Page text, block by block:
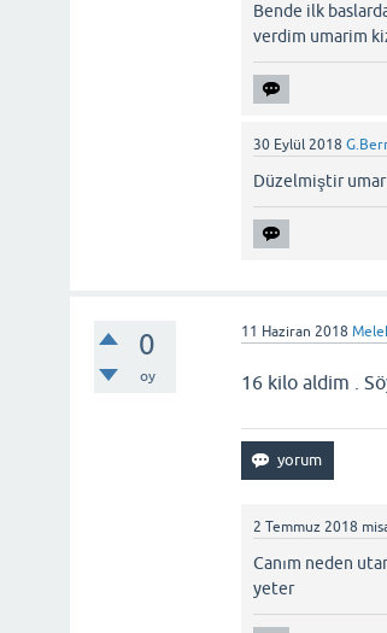
Bende ilk
verdim umarim
30 Eylül 2018
Düzelmiştir
0
oy
11 Haziran 2018
16 kilo aldim .
2 Temmuz 2018
Canım neden
yeter